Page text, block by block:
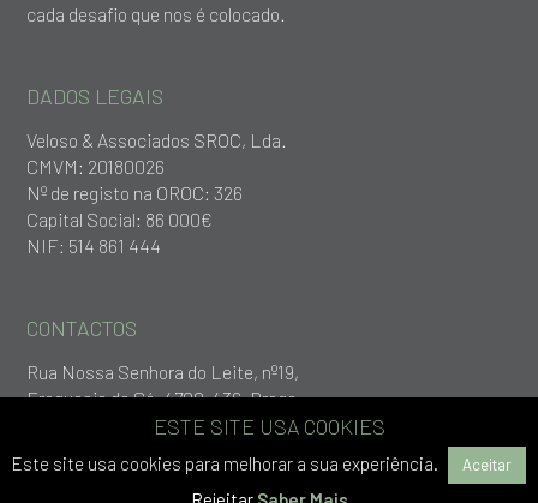
cada desafio que nos é colocado.
DADOS LEGAIS
Veloso & Associados SROC, Lda.
CMVM: 20180026
Nº de registo na OROC: 326
Capital Social: 86 000€
NIF: 514 861 444
CONTACTOS
Rua Nossa Senhora do Leite, nº19,
Freguesia da Sé, 4700-436, Braga
ESTE SITE USA COOKIES
Este site usa cookies para melhorar a sua experiência. Aceitar